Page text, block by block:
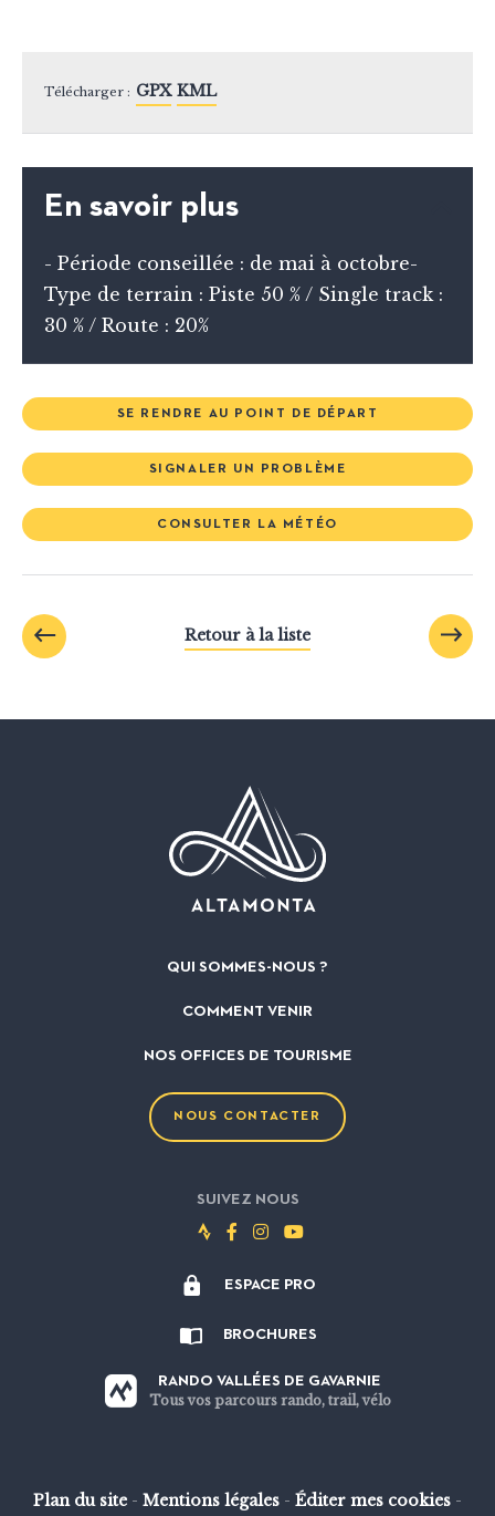
Télécharger : GPX KML
En savoir plus
- Période conseillée : de mai à octobre-
Type de terrain : Piste 50 % / Single track :
30 % / Route : 20%
SE RENDRE AU POINT DE DÉPART
SIGNALER UN PROBLÈME
CONSULTER LA MÉTÉO
Retour à la liste
QUI SOMMES-NOUS ?
COMMENT VENIR
NOS OFFICES DE TOURISME
NOUS CONTACTER
SUIVEZ NOUS
Suivez-
Strava
Suivez-
Facebook
Suivez-
Instagram
Suivez-
Youtube
ESPACE PRO
BROCHURES
RANDO VALLÉES DE GAVARNIE
Tous vos parcours rando, trail, vélo
Plan du site - Mentions légales - Éditer mes cookies -